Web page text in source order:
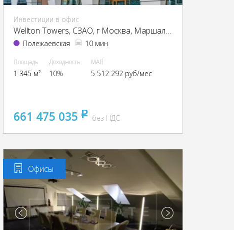
Инвестиции в офис
Wellton Towers, CЗАО, г Москва, Маршала Жукова пр-т, 39
Полежаевская 10 мин
Площадь
1 345 м²
Доходность
10%
МАП
5 512 292 руб/мес
661 475 035 pуббез НДС
Офисы